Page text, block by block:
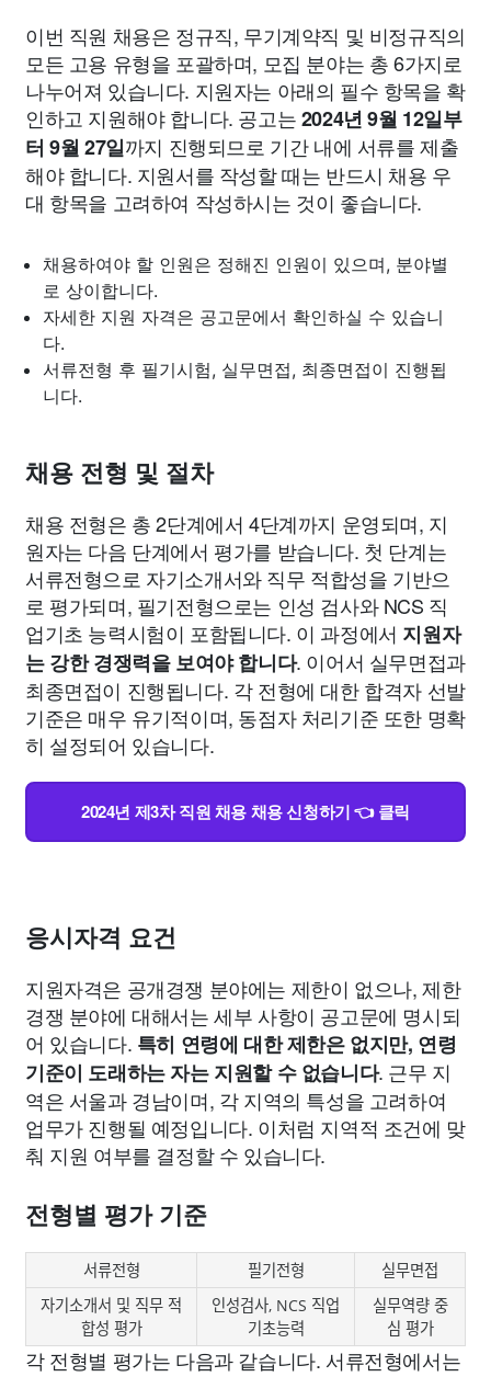
이번 직원 채용은 정규직, 무기계약직 및 비정규직의
모든 고용 유형을 포괄하며, 모집 분야는 총 6가지로
나누어져 있습니다. 지원자는 아래의 필수 항목을 확
인하고 지원해야 합니다. 공고는2024년 9월 12일부
터 9월 27일까지 진행되므로 기간 내에 서류를 제출
해야 합니다. 지원서를 작성할 때는 반드시 채용 우
대 항목을 고려하여 작성하시는 것이 좋습니다.
채용하여야 할 인원은 정해진 인원이 있으며, 분야별
로 상이합니다.
자세한 지원 자격은 공고문에서 확인하실 수 있습니
다.
서류전형 후 필기시험, 실무면접, 최종면접이 진행됩
니다.
채용 전형 및 절차
채용 전형은 총 2단계에서 4단계까지 운영되며, 지
원자는 다음 단계에서 평가를 받습니다. 첫 단계는
서류전형으로 자기소개서와 직무 적합성을 기반으
로 평가되며, 필기전형으로는 인성 검사와 NCS 직
업기초 능력시험이 포함됩니다. 이 과정에서 지원자
는 강한 경쟁력을 보여야 합니다. 이어서 실무면접과
최종면접이 진행됩니다. 각 전형에 대한 합격자 선발
기준은 매우 유기적이며, 동점자 처리기준 또한 명확
히 설정되어 있습니다.
2024년 제3차 직원 채용 채용 신청하기 👈 클릭
응시자격 요건
지원자격은 공개경쟁 분야에는 제한이 없으나, 제한
경쟁 분야에 대해서는 세부 사항이 공고문에 명시되
어 있습니다. 특히 연령에 대한 제한은 없지만, 연령
기준이 도래하는 자는 지원할 수 없습니다. 근무 지
역은 서울과 경남이며, 각 지역의 특성을 고려하여
업무가 진행될 예정입니다. 이처럼 지역적 조건에 맞
춰 지원 여부를 결정할 수 있습니다.
전형별 평가 기준
서류전형 필기전형
실무면접
자기소개서 및 직무 적
합성 평가
인성검사, NCS 직업
기초능력
실무역량 중
심 평가
각 전형별 평가는 다음과 같습니다. 서류전형에서는